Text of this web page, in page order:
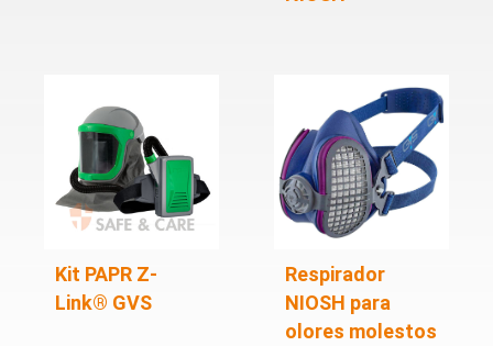
Kit PAPR Z-
Link® GVS
Respirador
NIOSH para
olores molestos